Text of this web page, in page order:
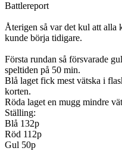
Battlereport
Återigen så var det kul att alla
kunde börja tidigare.
Första rundan så försvarade
speltiden på 50 min.
Blå laget fick mest vätska i
korten.
Röda laget en mugg mindre
Ställing:
Blå 132p
Röd 112p
Gul 50p